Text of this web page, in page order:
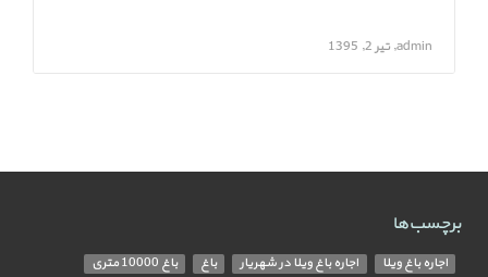
admin, تیر 2, 1395
برچسب‌ها
اجاره باغ ویلا اجاره باغ ویلا در شهریار باغ
باغ 10000 متری